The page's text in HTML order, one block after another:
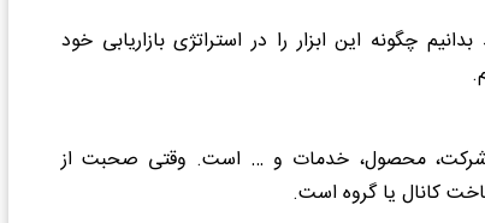
چگونه این ابزار را در استراتژی بازاریابی خود
شرکت، محصول، خدمات و … است. وقتی صحبت از
کانال یا گروه است.